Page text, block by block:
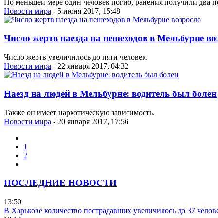
По меньшей мере один человек погиб, ранения получили два
Новости мира - 5 июня 2017, 15:48
Число жертв наезда на пешеходов в Мельбурне
Число жертв увеличилось до пяти человек.
Новости мира - 22 января 2017, 04:32
Наезд на людей в Мельбурне: водитель был болен
Также он имеет наркотическую зависимость.
Новости мира - 20 января 2017, 17:56
1
2
ПОСЛЕДНИЕ НОВОСТИ
13:50
В Харькове количество пострадавших увеличилось до 37